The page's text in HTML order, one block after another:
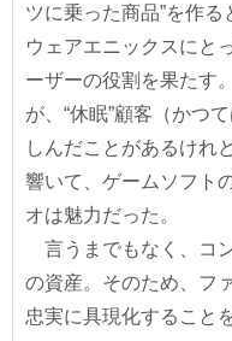
ツに乗った商品”を作
ウェアエニックスにと
ーザーの役割を果たす
が、“休眠”顧客（かつ
しんだことがあるけれ
響いて、ゲームソフト
オは魅力だった。
言うまでもなく、コ
の資産。そのため、フ
忠実に具現化すること